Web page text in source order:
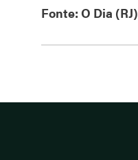
Fonte: O Dia (RJ)